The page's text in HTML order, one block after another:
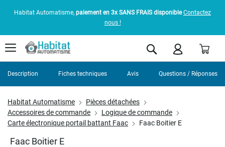
Habitat Automatisme, paiement en 3x SANS FRAIS disponible Contactez
nous !
Rechercher
Habitat Automatisme
Pièces détachées
Accessoires de commande
Logique de commande
Carte électronique portail battant Faac
Faac Boitier E
Faac Boitier E
Description Fiches techniques Avis Questions / Réponses